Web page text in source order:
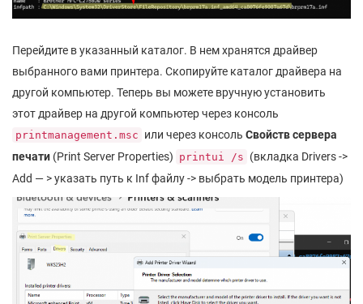
Перейдите в указанный каталог. В нем хранятся драйвер
выбранного вами принтера. Скопируйте каталог драйвера на
другой компьютер. Теперь вы можете вручную установить
этот драйвер на другой компьютер через консоль
printmanagement.msc или через консоль Свойств сервера
печати (Print Server Properties) printui /s (вкладка Drivers ->
Add — > указать путь к Inf файлу -> выбрать модель принтера)